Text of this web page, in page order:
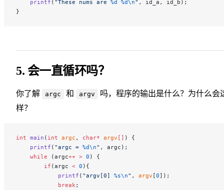
    printf
( "These nums are %d %d\n" , id_a, id_b);
}
5. 会一直循环吗？
你了解 argc 和 argv
吗，程序的输出是什么？为什么会
样？
int main ( int argc , char* argv [] ) {
    printf
( "argc = %d\n" , argc);
    while
(argc++ > 0 ) {
        if
(argc < 0 ){
            printf
( "argv[0] %s\n" , argv [0]);
            break
;